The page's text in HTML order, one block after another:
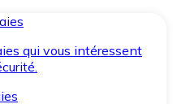
qui vous intéressent